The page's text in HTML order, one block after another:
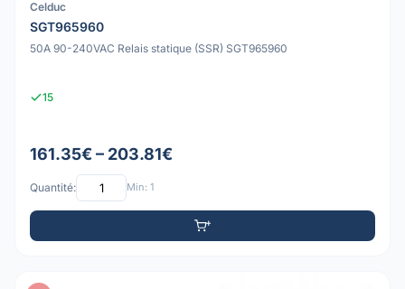
Celduc
SGT965960
50A 90-240VAC Relais statique (SSR) SGT965960
15
161.35€ – 203.81€
Quantité: Min: 1